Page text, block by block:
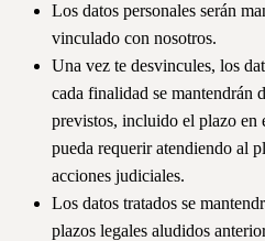
Los datos personales serán
vinculado con nosotros.
Una vez te desvincules, los
cada finalidad se mantendrán
previstos, incluido el plazo en
pueda requerir atendiendo al
acciones judiciales.
Los datos tratados se
plazos legales aludidos